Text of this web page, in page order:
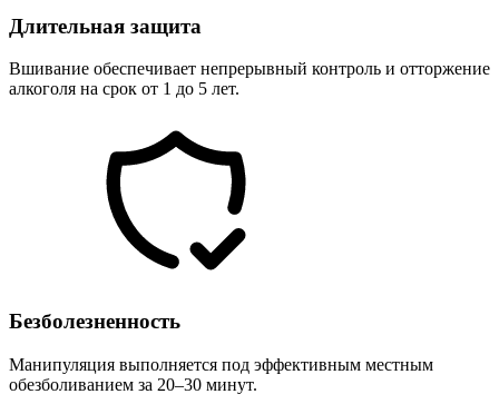
Длительная защита
Вшивание обеспечивает непрерывный контроль и отторжение
алкоголя на срок от 1 до 5 лет.
Безболезненность
Манипуляция выполняется под эффективным местным
обезболиванием за 20–30 минут.